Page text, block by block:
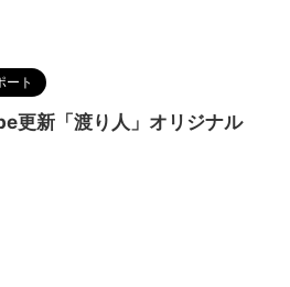
ート
更新「渡り人」オリジナル